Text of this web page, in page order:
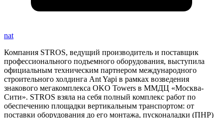
nat
Компания STROS, ведущий производитель и поставщик
профессионального подъемного оборудования, выступила
официальным техническим партнером международного
строительного холдинга Ant Yapi в рамках возведения
знакового мегакомплекса OKO Towers в ММДЦ «Москва-
Сити». STROS взяла на себя полный комплекс работ по
обеспечению площадки вертикальным транспортом: от
поставки оборудования до его монтажа, пусконаладки (ПНР)